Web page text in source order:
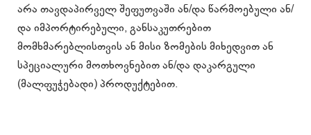
არა თავდაპირველ შეფუთვაში ან/და წარმოებული ან/
და იმპორტირებული, განსაკუთრებით
მომხმარებლისთვის ან მისი ზომების მიხედვით ან
სპეციალური მოთხოვნებით ან/და დაკარგული
(მალფუჭებადი) პროდუქტებით.